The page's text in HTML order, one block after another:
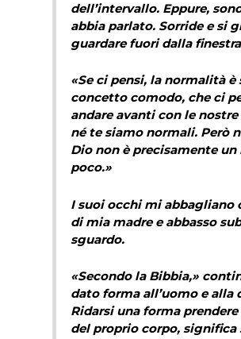
dell’intervallo. Eppure,
abbia parlato. Sorride e si
guardare fuori dalla
«Se ci pensi, la normalità
concetto comodo, che ci
andare avanti con le
né te siamo normali. Però
Dio non è precisamente
poco.»
I suoi occhi mi abbagliano
di mia madre e abbasso
sguardo.
«Secondo la Bibbia,»
dato forma all’uomo e alla
Ridarsi una forma
del proprio corpo, significa